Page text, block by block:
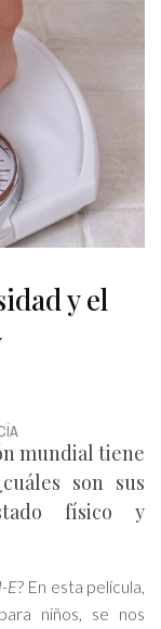
y el
mundial tiene
son sus
físico y
E? En esta película,
niños, se nos